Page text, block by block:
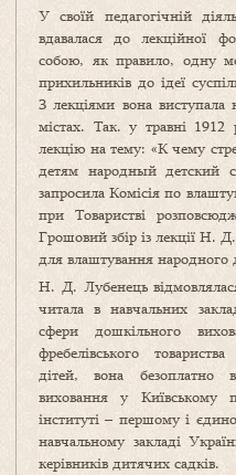
У своїй педагогічній
вдавалася до лекційної
собою, як правило, одну
прихильників до ідеї
З лекціями вона
містах. Так. у травні
лекцію на тему: «К чему
детям народный детский
запросила Комісія по
при Товаристві
Грошовий збір із лекції Н.
для влаштування народного
Н. Д. Лубенець
читала в навчальних
сфери дошкільного
фребелівського
дітей, вона безоплатно
виховання у Київському
інституті – першому і
навчальному закладі
керівників дитячих садків.